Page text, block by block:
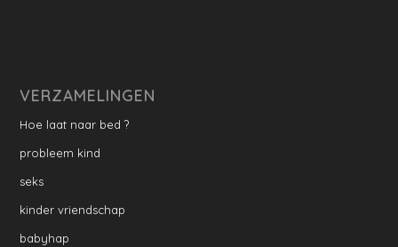
VERZAMELINGEN
Hoe laat naar bed ?
probleem kind
seks
kinder vriendschap
babyhap